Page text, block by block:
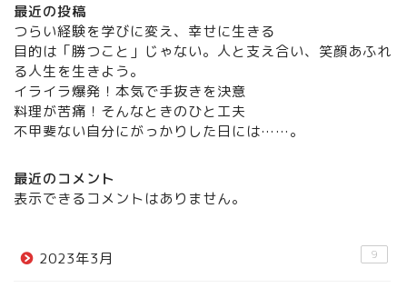
最近の投稿
つらい経験を学びに変え、幸せに生きる
目的は「勝つこと」じゃない。人と支え合い、笑顔あふれ
る人生を生きよう。
イライラ爆発！本気で手抜きを決意
料理が苦痛！そんなときのひと工夫
不甲斐ない自分にがっかりした日には……。
最近のコメント
表示できるコメントはありません。
2023年3月 9